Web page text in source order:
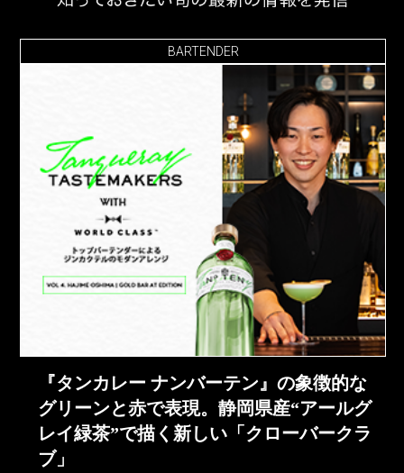
BARTENDER
『タンカレー ナンバーテン』の象徴的な
グリーンと赤で表現。静岡県産“アールグ
レイ緑茶”で描く新しい「クローバークラ
ブ」